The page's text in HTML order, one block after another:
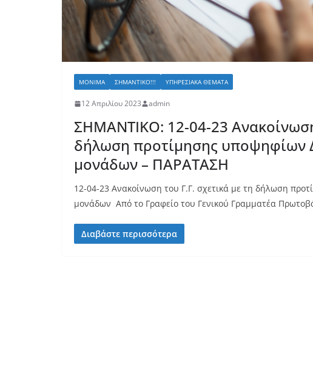
ΜΌΝΙΜΑ ΣΗΜΑΝΤΙΚΌ!!! ΥΠΗΡΕΣΙΑΚΆ ΘΈΜΑΤΑ
12 Απριλίου 2023 admin
ΣΗΜΑΝΤΙΚΟ: 12-04-23
δήλωση προτίμησης υποψηφίων
μονάδων – ΠΑΡΑΤΑΣΗ
12-04-23 Ανακοίνωση του Γ.Γ. σχετικά με τη δήλωση
μονάδων Από το Γραφείο του Γενικού Γραμματέα
Διαβάστε περισσότερα